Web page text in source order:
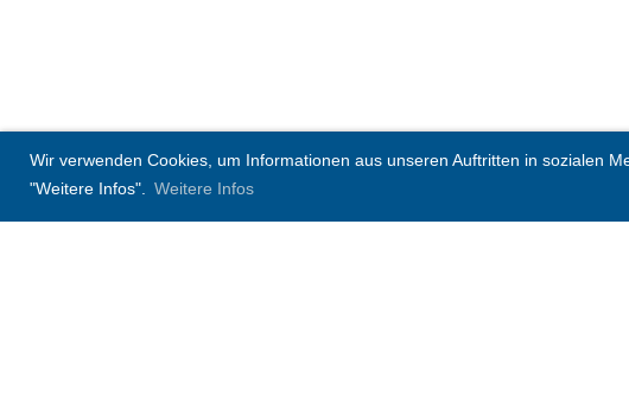
Wir verwenden Cookies, um Informationen aus unseren Auftritten in sozialen
"Weitere Infos". Weitere Infos